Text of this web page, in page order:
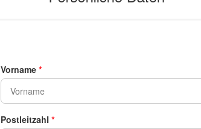
Vorname *
Postleitzahl *